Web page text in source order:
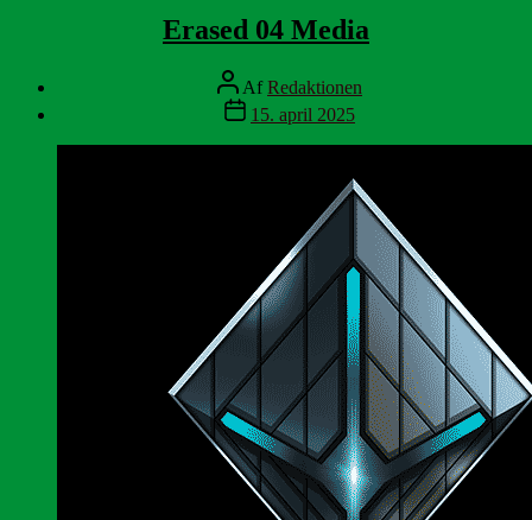
Erased 04 Media
Indlægsforfatter
AfRedaktionen
Indlægsdato
15. april 2025